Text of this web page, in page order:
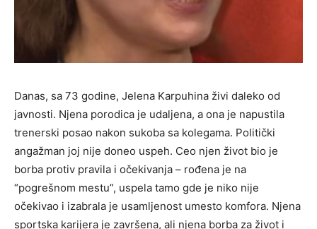
Danas, sa 73 godine, Jelena Karpuhina živi daleko od
javnosti. Njena porodica je udaljena, a ona je napustila
trenerski posao nakon sukoba sa kolegama. Politički
angažman joj nije doneo uspeh. Ceo njen život bio je
borba protiv pravila i očekivanja – rođena je na
“pogrešnom mestu”, uspela tamo gde je niko nije
očekivao i izabrala je usamljenost umesto komfora. Njena
sportska karijera je završena, ali njena borba za život i